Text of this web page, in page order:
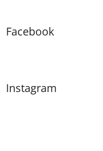
Facebook
Instagram